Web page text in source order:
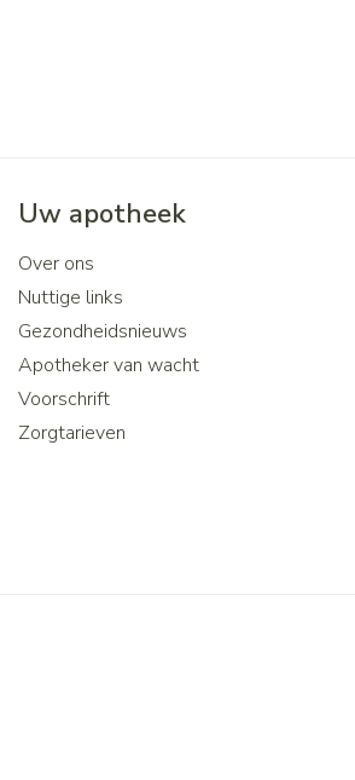
Uw apotheek
Over ons
Nuttige links
Gezondheidsnieuws
Apotheker van wacht
Voorschrift
Zorgtarieven